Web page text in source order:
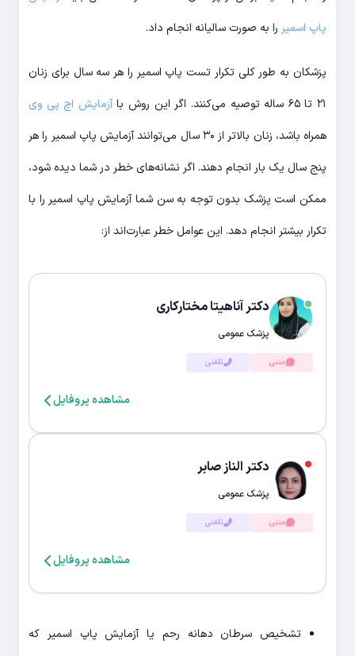
پاپ اسمیر را به صورت سالیانه انجام داد.
پزشکان به طور کلی تکرار تست پاپ اسمیر را هر سه سال برای زنان
۲۱ تا ۶۵ ساله توصیه می‌کنند. اگر این روش با
آزمایش اچ پی وی
همراه باشد، زنان بالاتر از ۳۰ سال می‌توانند آزمایش پاپ اسمیر را هر
پنج سال یک بار انجام دهند. اگر نشانه‌های خطر در شما دیده شود،
ممکن است پزشک بدون توجه به سن شما آزمایش پاپ اسمیر را با
تکرار بیشتر انجام دهد. این عوامل خطر عبارت‌اند از:
دکتر آناهیتا مختارکاری
پزشک عمومی
متنی تلفنی
مشاهده پروفایل
دکتر الناز صابر
پزشک عمومی
متنی تلفنی
مشاهده پروفایل
تشخیص سرطان دهانه رحم یا آزمایش پاپ اسمیر که